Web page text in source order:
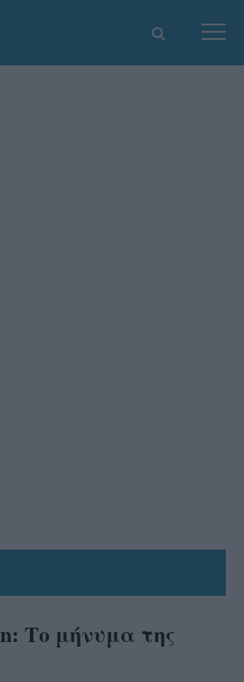
Το μήνυμα της